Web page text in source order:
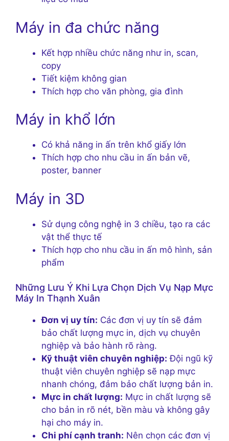
Máy in đa chức năng
Kết hợp nhiều chức năng như in, scan,
copy
Tiết kiệm không gian
Thích hợp cho văn phòng, gia đình
Máy in khổ lớn
Có khả năng in ấn trên khổ giấy lớn
Thích hợp cho nhu cầu in ấn bản vẽ,
poster, banner
Máy in 3D
Sử dụng công nghệ in 3 chiều, tạo ra các
vật thể thực tế
Thích hợp cho nhu cầu in ấn mô hình, sản
phẩm
Những Lưu Ý Khi Lựa Chọn Dịch Vụ Nạp Mực
Máy In Thạnh Xuân
Đơn vị uy tín: Các đơn vị uy tín sẽ đảm
bảo chất lượng mực in, dịch vụ chuyên
nghiệp và bảo hành rõ ràng.
Kỹ thuật viên chuyên nghiệp: Đội ngũ kỹ
thuật viên chuyên nghiệp sẽ nạp mực
nhanh chóng, đảm bảo chất lượng bản in.
Mực in chất lượng: Mực in chất lượng sẽ
cho bản in rõ nét, bền màu và không gây
hại cho máy in.
Chi phí cạnh tranh: Nên chọn các đơn vị